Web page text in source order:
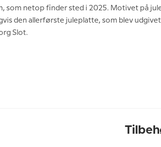
som netop finder sted i 2025. Motivet på
den allerførste juleplatte, som blev
Slot.